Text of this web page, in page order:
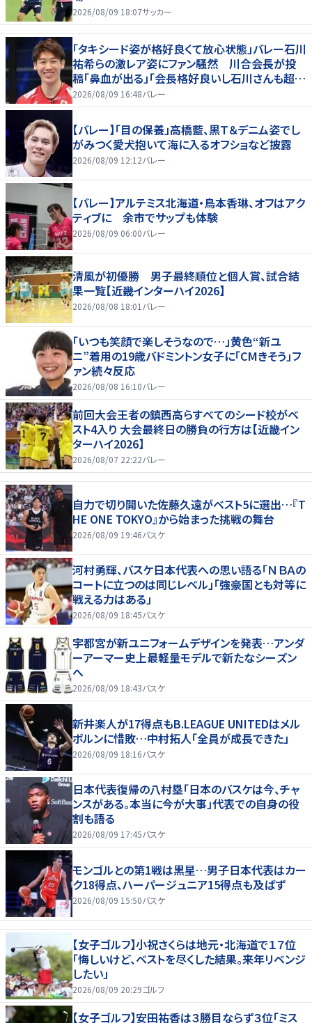
2026/08/09 18:07サッカー
「タキシード姿が格好良くて放心状態」バレー石川
祐希らの激レア姿にファン騒然 川合会長が投
稿「鼻血が出る」「会長格好良いし石川さんも超格
好いい」
2026/08/09 16:48バレー
【バレー】「目の保養」高橋藍、黒Ｔ＆デニム姿でし
がみつく愛犬抱いて海に入るオフショなど披露
2026/08/09 12:12バレー
【バレー】アルテミス北海道・鳥本香琳、オフはアク
ティブに 余市でサップも体験
2026/08/09 06:00バレー
清風が初優勝 男子最終順位と個人賞、試合結
果一覧【近畿インターハイ2026】
2026/08/08 18:01 バレー
「いつも笑顔で楽しそうなので…」黄色“新ユ
ニ”着用の19歳バドミントン女子に「CMきそう」フ
ァン続々反応
2026/08/08 16:10バレー
前回大会王者の鎮西高らすべてのシード校がベ
スト4入り 大会最終日の勝負の行方は【近畿イン
ターハイ2026】
2026/08/07 22:22バレー
自力で切り開いた佐藤久遠がベスト5に選出…『T
HE ONE TOKYO』から始まった挑戦の舞台
2026/08/09 19:46バスケ
河村勇輝、バスケ日本代表への思い語る「ＮＢＡの
コートに立つのは同じレベル」「強豪国とも対等に
戦える力はある」
2026/08/09 18:45バスケ
宇都宮が新ユニフォームデザインを発表…アンダ
ーアーマー史上最軽量モデルで新たなシーズン
へ
2026/08/09 18:43バスケ
新井楽人が17得点もB.LEAGUE UNITEDはメル
ボルンに惜敗…中村拓人「全員が成長できた」
2026/08/09 18:16バスケ
日本代表復帰の八村塁「日本のバスケは今、チャ
ンスがある。本当に今が大事」代表での自身の役
割も語る
2026/08/09 17:45バスケ
モンゴルとの第1戦は黒星…男子日本代表はカー
ク18得点、ハーパージュニア15得点も及ばず
2026/08/09 15:50バスケ
【女子ゴルフ】小祝さくらは地元・北海道で１７位
「悔しいけど、ベストを尽くした結果。来年リベンジ
したい」
2026/08/09 20:29ゴルフ
【女子ゴルフ】安田祐香は３勝目ならず３位「ミス